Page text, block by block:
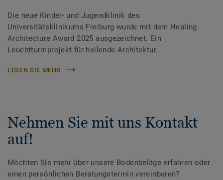
Die neue Kinder- und Jugendklinik des
Universitätsklinikums Freiburg wurde mit dem Healing
Architecture Award 2025 ausgezeichnet. Ein
Leuchtturmprojekt für heilende Architektur.
LESEN SIE MEHR
Nehmen Sie mit uns Kontakt
auf!
Möchten Sie mehr über unsere Bodenbeläge erfahren oder
einen persönlichen Beratungstermin vereinbaren?